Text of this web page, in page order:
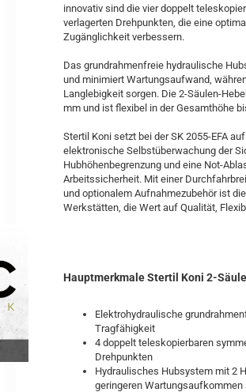
innovativ sind die vier doppelt
verlagerten Drehpunkten, die eine
Zugänglichkeit verbessern.
Das grundrahmenfreie hydraulische
und minimiert Wartungsaufwand,
Langlebigkeit sorgen. Die 2-Säulen-
mm und ist flexibel in der Gesamthöhe
Stertil Koni setzt bei der SK 2055-EFA
elektronische Selbstüberwachung der
Hubhöhenbegrenzung und eine Not-
Arbeitssicherheit. Mit einer
und optionalem Aufnahmezubehör ist
Werkstätten, die Wert auf Qualität,
Hauptmerkmale Stertil Koni 2-
Elektrohydraulische
Tragfähigkeit
4 doppelt teleskopierbaren
Drehpunkten
Hydraulisches Hubsystem mit 2
geringeren